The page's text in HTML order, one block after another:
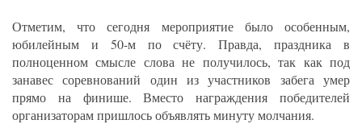
Отметим, что сегодня мероприятие было особенным,
юбилейным и 50-м по счёту. Правда, праздника в
полноценном смысле слова не получилось, так как под
занавес соревнований один из участников забега умер
прямо на финише. Вместо награждения победителей
организаторам пришлось объявлять минуту молчания.